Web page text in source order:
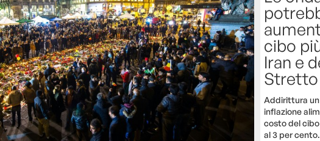
cibo
Iran e
Stretto
Addirittura
inflazione
costo del cibo
al 3 per cento.